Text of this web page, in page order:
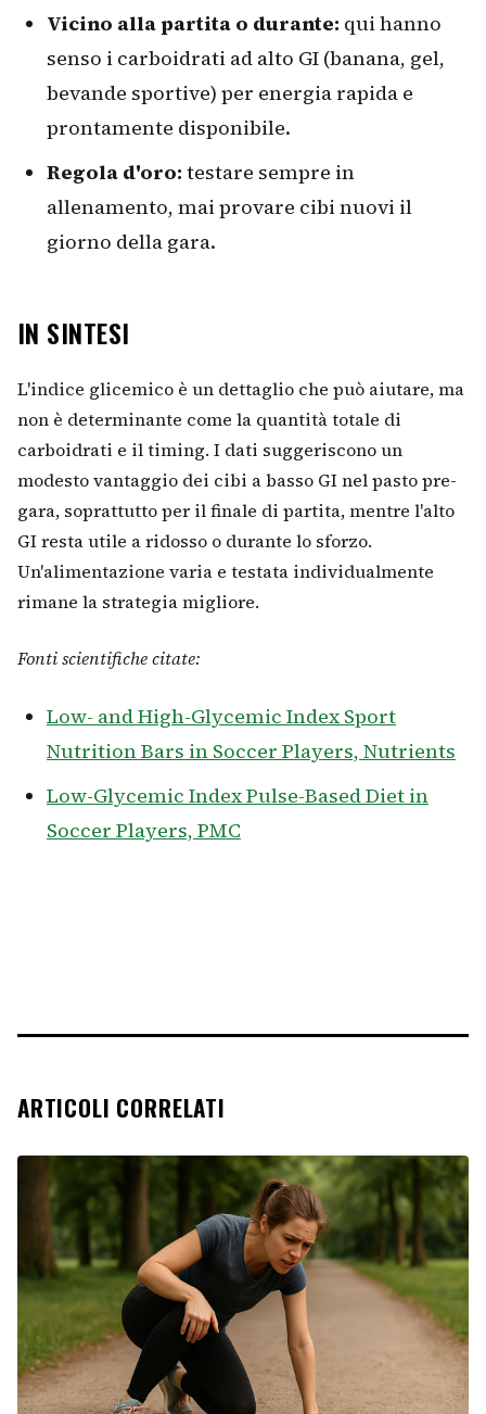
Vicino alla partita o durante: qui hanno
senso i carboidrati ad alto GI (banana, gel,
bevande sportive) per energia rapida e
prontamente disponibile.
Regola d'oro: testare sempre in
allenamento, mai provare cibi nuovi il
giorno della gara.
IN SINTESI
L'indice glicemico è un dettaglio che può aiutare, ma
non è determinante come la quantità totale di
carboidrati e il timing. I dati suggeriscono un
modesto vantaggio dei cibi a basso GI nel pasto pre-
gara, soprattutto per il finale di partita, mentre l'alto
GI resta utile a ridosso o durante lo sforzo.
Un'alimentazione varia e testata individualmente
rimane la strategia migliore.
Fonti scientifiche citate:
Low- and High-Glycemic Index Sport
Nutrition Bars in Soccer Players, Nutrients
Low-Glycemic Index Pulse-Based Diet in
Soccer Players, PMC
ARTICOLI CORRELATI